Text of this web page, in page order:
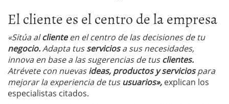
El cliente es el centro de la empresa
«Sitúa alclienteen el centro de las decisiones de tu
negocio.Adapta tusserviciosa sus necesidades,
innova en base a las sugerencias de tusclientes.
Atrévete con nuevasideas, productos y serviciospara
mejorar la experiencia de tus usuarios», explican los
especialistas citados.